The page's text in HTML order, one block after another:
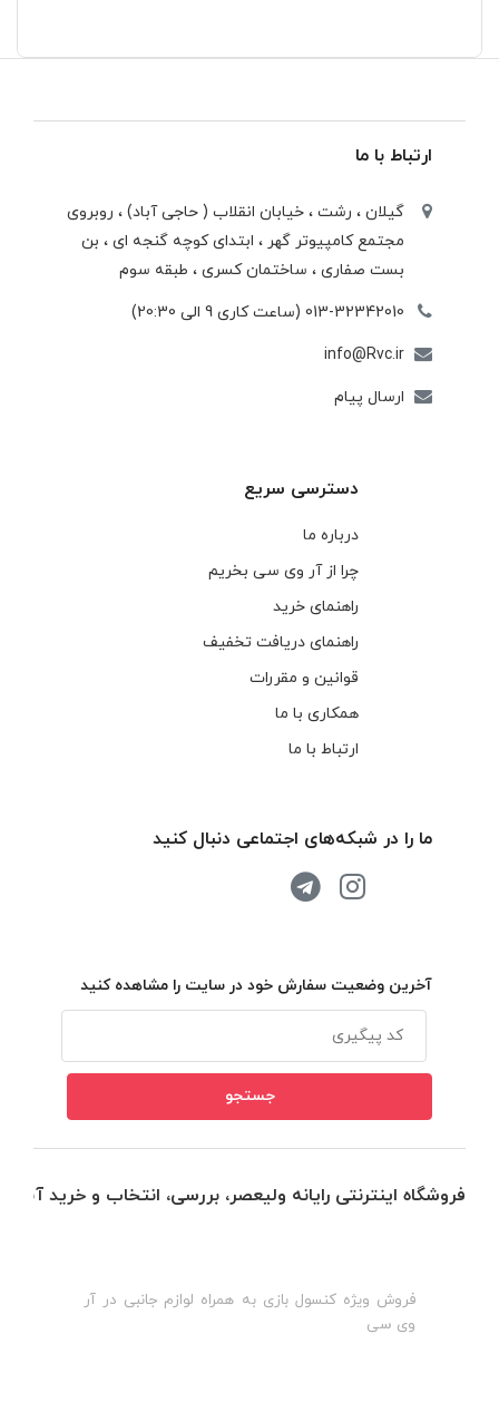
ارتباط با ما
گیلان ، رشت ، خيابان انقلاب ( حاجی آباد) ، روبروی
مجتمع كامپيوتر گهر ، ابتدای كوچه گنجه ای ، بن
بست صفاری ، ساختمان كسری ، طبقه سوم
013-32342010 (ساعت کاری 9 الی 20:30)
info@Rvc.ir
ارسال پیام
دسترسی سریع
درباره ما
چرا از آر وی سی بخریم
راهنمای خرید
راهنمای دریافت تخفیف
قوانین و مقررات
همکاری با ما
ارتباط با ما
ما را در شبکه‌های اجتماعی دنبال کنید
آخرین وضعیت سفارش خود در سایت را مشاهده کنید
فروشگاه اینترنتی رایانه ولیعصر، بررسی، انتخاب و خرید
فروش ویژه کنسول بازی به همراه لوازم جانبی در آر
وی سی